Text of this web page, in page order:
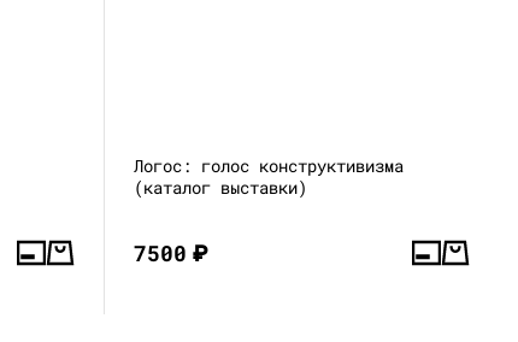
Логос: голос конструктивизма
(каталог выставки)
7500₽